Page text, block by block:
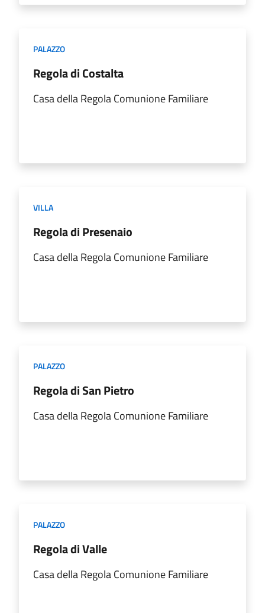
PALAZZO
Regola di Costalta
Casa della Regola Comunione Familiare
VILLA
Regola di Presenaio
Casa della Regola Comunione Familiare
PALAZZO
Regola di San Pietro
Casa della Regola Comunione Familiare
PALAZZO
Regola di Valle
Casa della Regola Comunione Familiare